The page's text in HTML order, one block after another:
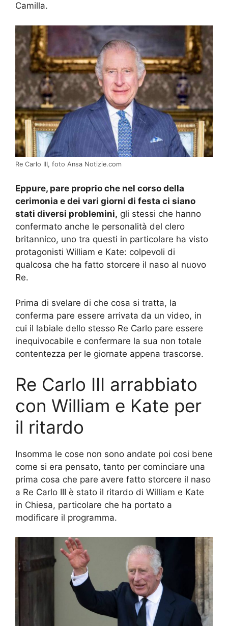
Camilla.
Re Carlo III, foto Ansa Notizie.com
Eppure, pare proprio che nel corso della
cerimonia e dei vari giorni di festa ci siano
stati diversi problemini, gli stessi che hanno
confermato anche le personalità del clero
britannico, uno tra questi in particolare ha visto
protagonisti William e Kate: colpevoli di
qualcosa che ha fatto storcere il naso al nuovo
Re.
Prima di svelare di che cosa si tratta, la
conferma pare essere arrivata da un video, in
cui il labiale dello stesso Re Carlo pare essere
inequivocabile e confermare la sua non totale
contentezza per le giornate appena trascorse.
Re Carlo III arrabbiato
con William e Kate per
il ritardo
Insomma le cose non sono andate poi cosi bene
come si era pensato, tanto per cominciare una
prima cosa che pare avere fatto storcere il naso
a Re Carlo III è stato il ritardo di William e Kate
in Chiesa, particolare che ha portato a
modificare il programma.